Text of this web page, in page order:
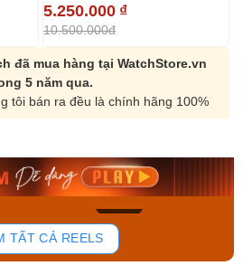
5.250.000 ₫
10.500.000đ
đã mua hàng tại WatchStore.vn
5 năm qua.
tôi bán ra đều là chính hãng 100%
136
Casio Nam MTS-
Mua ngay
TẤT CẢ REELS